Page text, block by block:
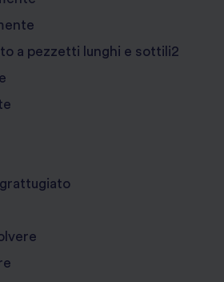
a pezzetti lunghi e sottili2